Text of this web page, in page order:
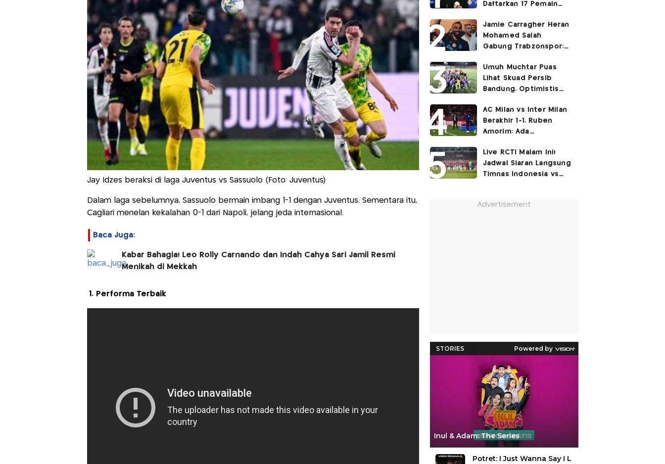
Jay Idzes beraksi di laga Juventus vs Sassuolo (Foto: Juventus)
Dalam laga sebelumnya, Sassuolo bermain imbang 1-1 dengan Juventus. Sementara itu,
Cagliari menelan kekalahan 0-1 dari Napoli, jelang jeda internasional.
Baca Juga:
Kabar Bahagia! Leo Rolly Carnando dan Indah Cahya Sari Jamil Resmi
Menikah di Mekkah
1. Performa Terbaik
Daftarkan 17 Pemain
2026-2027
Jamie Carragher Heran
Mohamed Salah
Gabung Trabzonspor:
Ronaldo, Harusnya ke
Juventus!
Umuh Muchtar Puas
Lihat Skuad Persib
Bandung, Optimistis
AC Milan vs Inter Milan
Berakhir 1-1, Ruben
Amorim: Ada
Live RCTI Malam Ini!
Jadwal Siaran Langsung
Timnas Indonesia vs
Advertisement